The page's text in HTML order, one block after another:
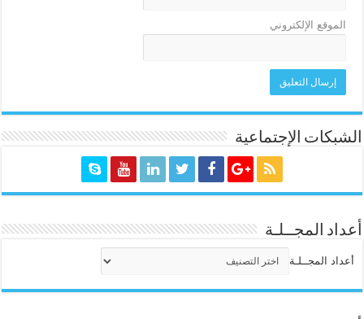
الموقع الإلكتروني
الشبكات الإجتماعية
أعداد المجــلـة
أعداد المجــلـة